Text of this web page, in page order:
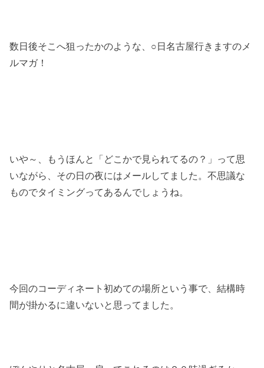
数日後そこへ狙ったかのような、○日名古屋行きますのメ
ルマガ！
いや～、もうほんと「どこかで見られてるの？」って思
いながら、 その日の夜にはメールしてました。不思議な
ものでタイミングってあるんでしょうね。
今回のコーディネート初めての場所という事で、結構時
間が掛かるに違いないと思ってました。